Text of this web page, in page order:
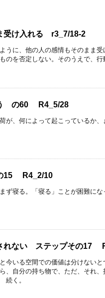
受け入れる r3_7/18-2
うに、他の人の感情もそのまま
のを否定しない。そのうえで、行
の60 R4_5/28
が、何によって起こっているか
15 R4_2/10
ず寝る。「寝る」ことが困難に
れない ステップその17
今いる空間での価値は分けない
、自分の持ち物で、ただ、それ
続く。